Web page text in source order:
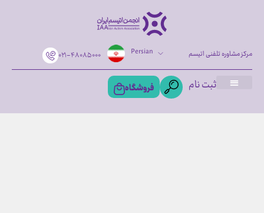
۰۲۱-۴۸۰۸۵۰۰۰ Persian مرکز مشاوره تلفنی اتیسم
ثبت نام فروشگاه